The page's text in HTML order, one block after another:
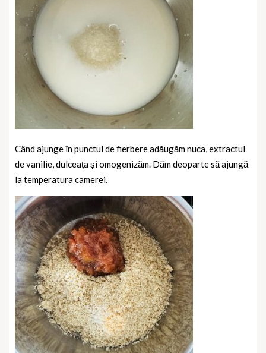
Când ajunge în punctul de fierbere adăugăm nuca, extractul
de vanilie, dulceața și omogenizăm. Dăm deoparte să ajungă
la temperatura camerei.